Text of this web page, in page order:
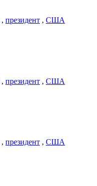
, президент , США
, президент , США
, президент , США